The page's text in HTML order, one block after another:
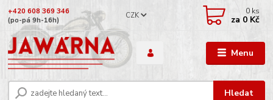
Menu
CZK
Hledat
+420 608 369 346
(po-pá 9h-16h)
0 ks
za 0 Kč